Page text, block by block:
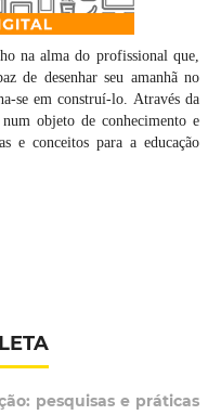
na alma do profissional que,
de desenhar seu amanhã no
se em construí-lo. Através da
objeto de conhecimento e
e conceitos para a educação
pesquisas e práticas